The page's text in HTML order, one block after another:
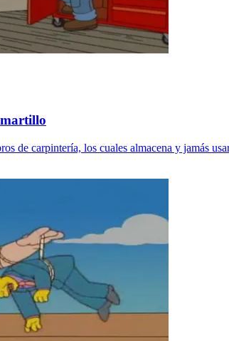
de carpintería, los cuales almacena y jamás